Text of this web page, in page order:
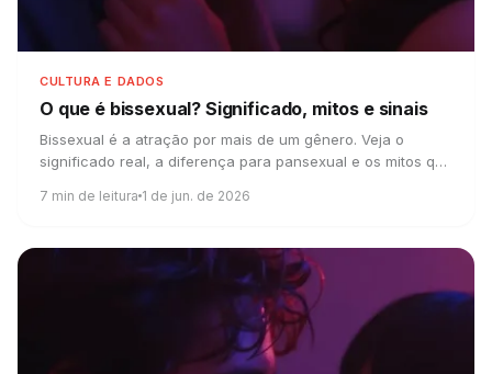
CULTURA E DADOS
O que é bissexual? Significado, mitos e sinais
Bissexual é a atração por mais de um gênero. Veja o
significado real, a diferença para pansexual e os mitos que
7 min de leitura 1 de jun. de 2026